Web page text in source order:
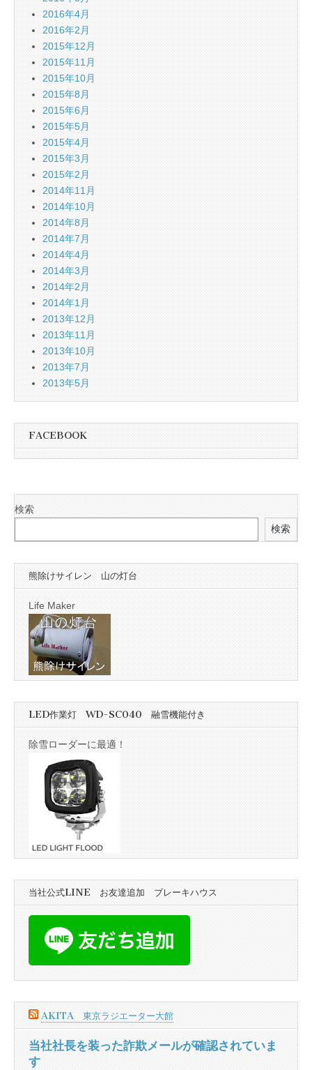
2016年4月
2016年2月
2015年12月
2015年11月
2015年10月
2015年8月
2015年6月
2015年5月
2015年4月
2015年3月
2015年2月
2014年11月
2014年10月
2014年8月
2014年7月
2014年4月
2014年3月
2014年2月
2014年1月
2013年12月
2013年11月
2013年10月
2013年7月
2013年5月
FACEBOOK
検索
検索
熊除けサイレン 山の灯台
Life Maker
LED作業灯 WD-SC040 融雪機能付き
除雪ローダーに最適！
当社公式LINE お友達追加 ブレーキハウス
AKITA 東京ラジエーター大館
当社社長を装った詐欺メールが確認されていま
す